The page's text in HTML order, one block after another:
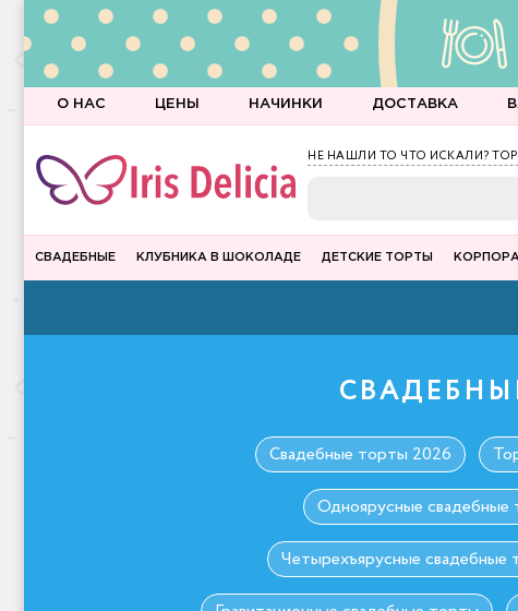
О НАС ЦЕНЫ НАЧИНКИ ДОСТАВКА
НЕ НАШЛИ ТО ЧТО ИСКАЛИ?
СВАДЕБНЫЕ КЛУБНИКА В ШОКОЛАДЕ ДЕТСКИЕ ТОРТЫ
Свадебные торты 2026
Одноярусные свадебные
Четырехъярусные свадебные